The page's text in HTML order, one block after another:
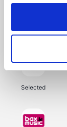
Samsung
Selected